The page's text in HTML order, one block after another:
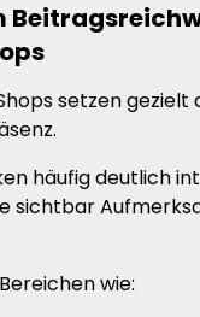
setzen gezielt
häufig deutlich
sichtbar
wie: